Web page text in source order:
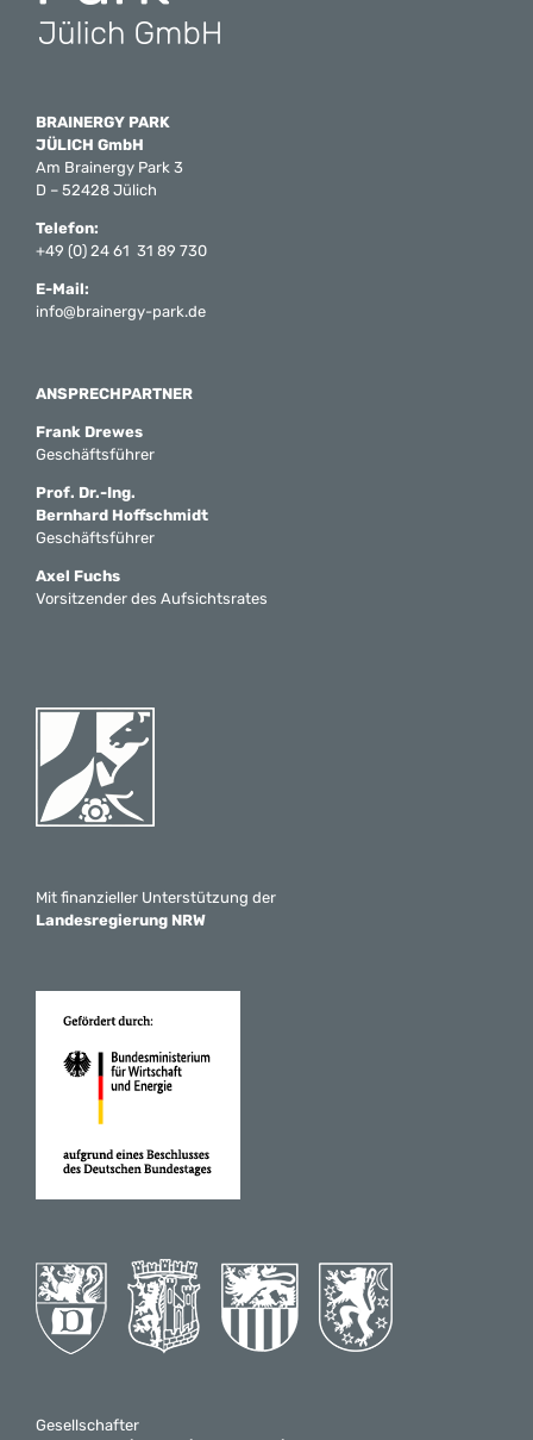
BRAINERGY PARK
JÜLICH GmbH
Am Brainergy Park 3
D – 52428 Jülich
Telefon:
+49 (0) 24 61 31 89 730
E-Mail:
info@brainergy-park.de
ANSPRECHPARTNER
Frank Drewes
Geschäftsführer
Prof. Dr.-Ing.
Bernhard Hoffschmidt
Geschäftsführer
Axel Fuchs
Vorsitzender des Aufsichtsrates
Mit finanzieller Unterstützung der
Landesregierung NRW
Gesellschafter